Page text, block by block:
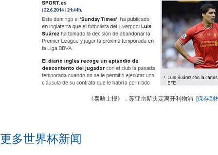
《泰晤士报》：苏亚雷斯决定离开利物浦 [保存到
更多世界杯新闻